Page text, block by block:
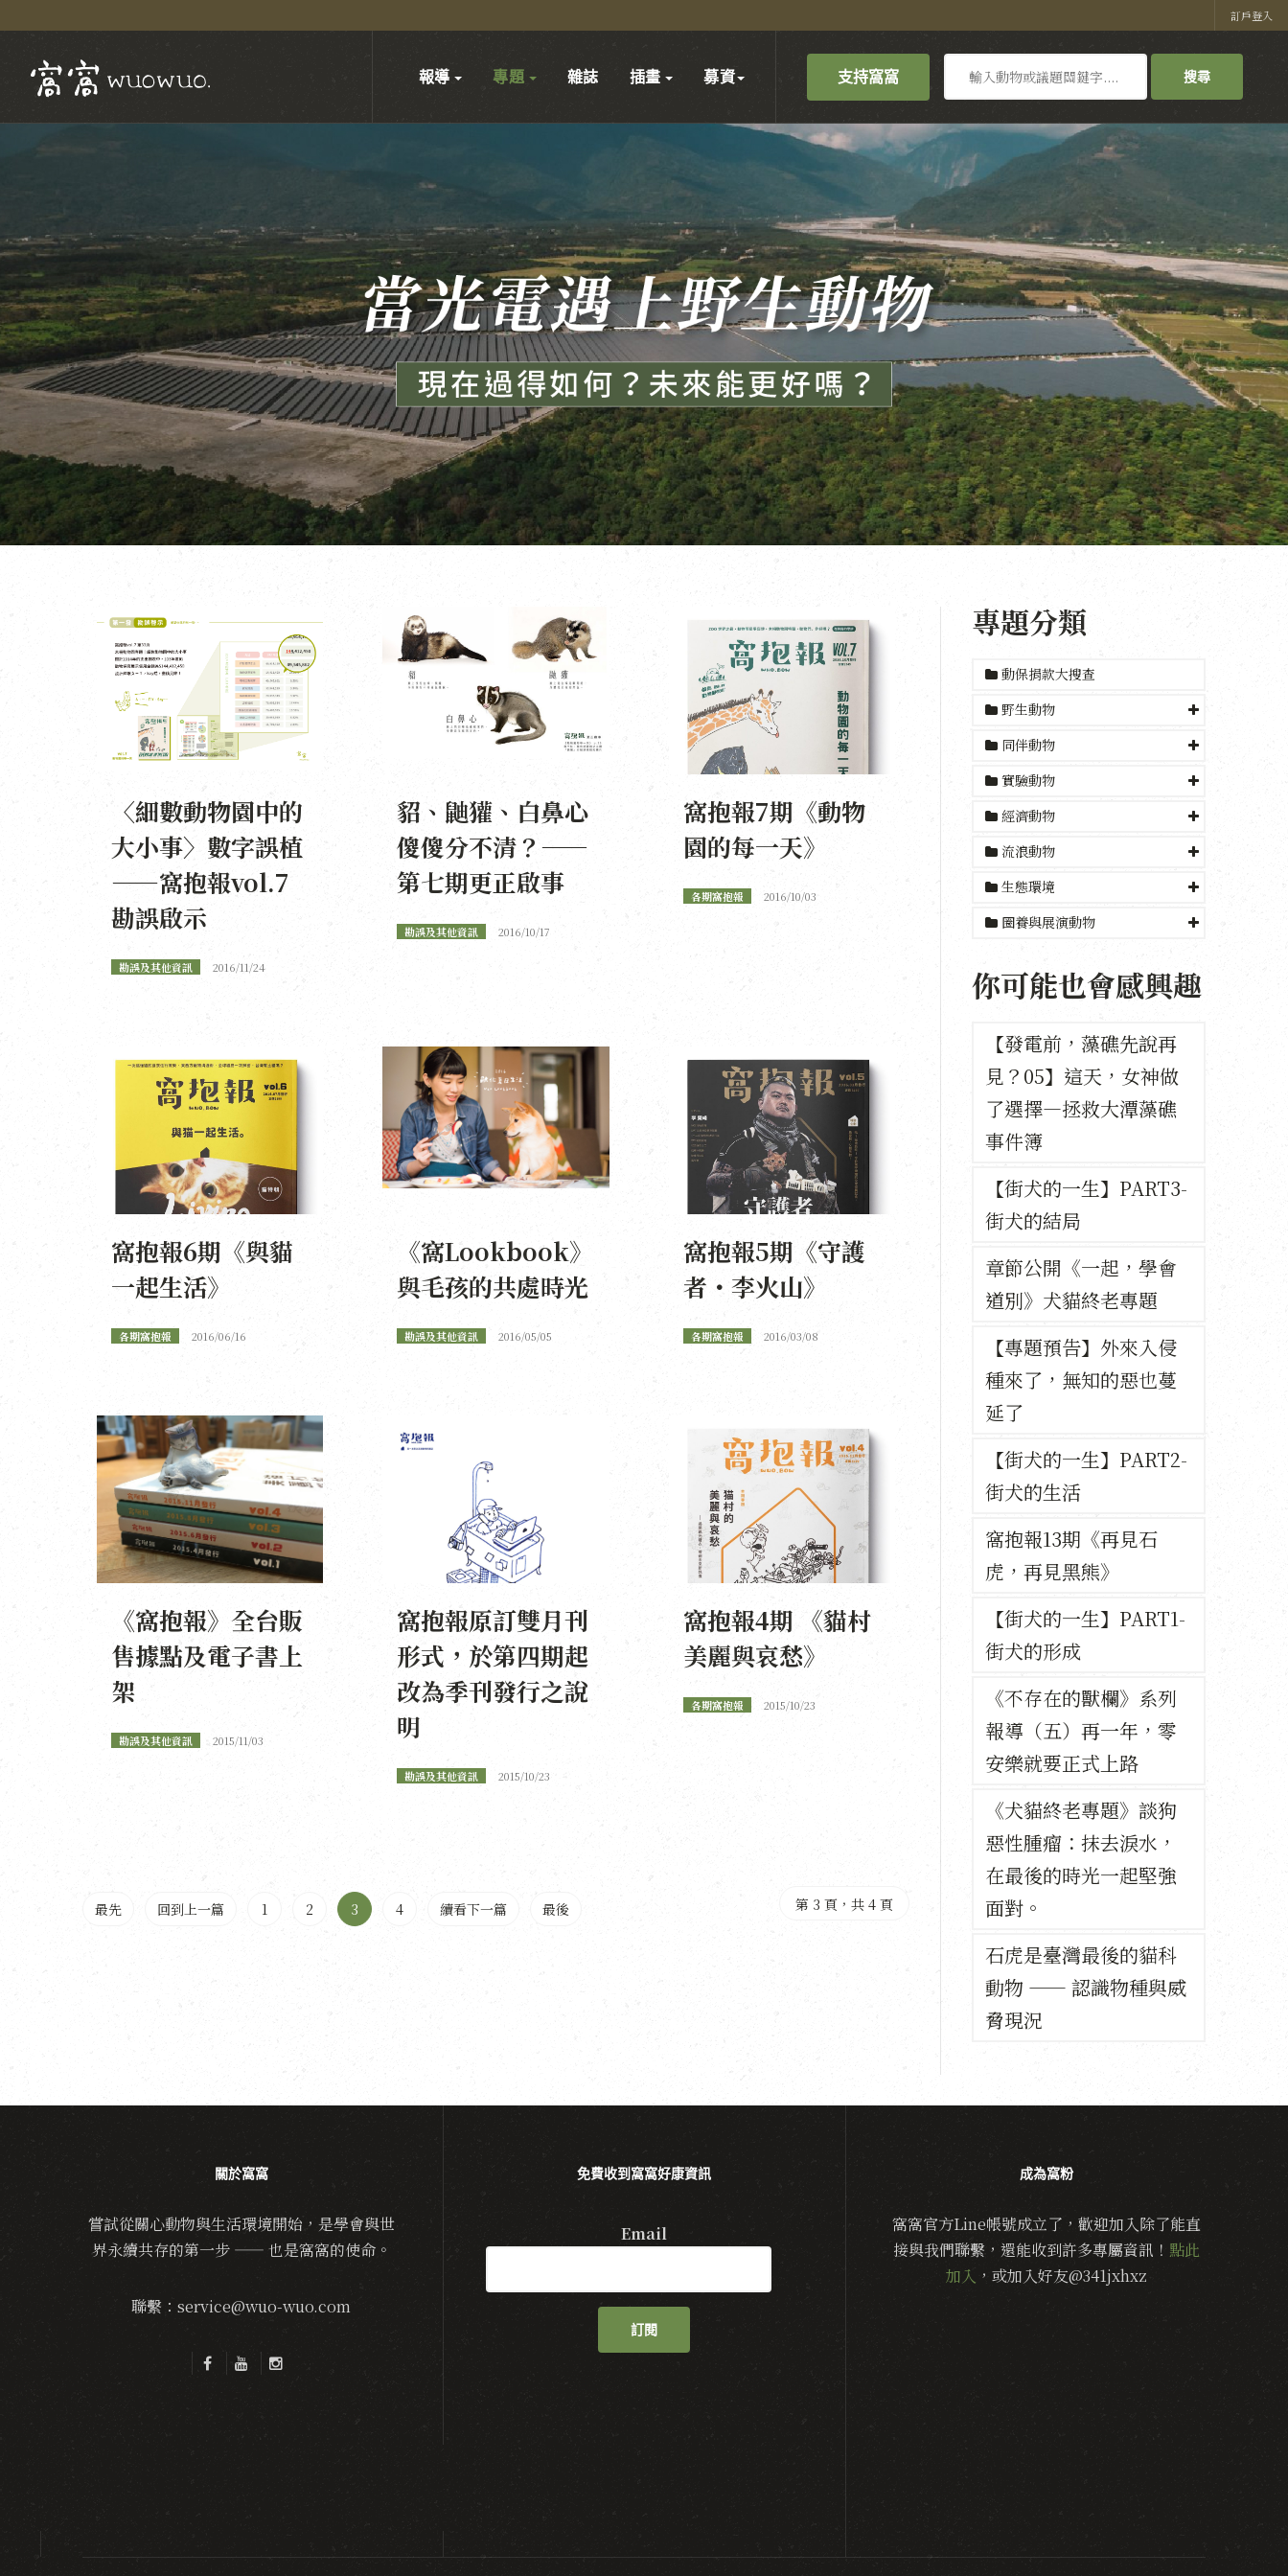
訂戶登入
支持窩窩
尋
搜尋
報導 專題 雜誌 插畫 募資
〈細數動物園中的
大小事〉數字誤植
——窩抱報vol.7
勘誤啟示
勘誤及其他資訊 2016/11/24
貂、鼬獾、白鼻心
傻傻分不清？——
第七期更正啟事
勘誤及其他資訊 2016/10/17
窩抱報7期《動物
園的每一天》
各期窩抱報 2016/10/03
窩抱報6期《與貓
一起生活》
各期窩抱報 2016/06/16
《窩Lookbook》
與毛孩的共處時光
勘誤及其他資訊 2016/05/05
窩抱報5期《守護
者・李火山》
各期窩抱報 2016/03/08
《窩抱報》全台販
售據點及電子書上
架
勘誤及其他資訊 2015/11/03
窩抱報原訂雙月刊
形式，於第四期起
改為季刊發行之說
明
勘誤及其他資訊 2015/10/23
窩抱報4期 《貓村
美麗與哀愁》
各期窩抱報 2015/10/23
第 3 頁，共 4 頁
最先 回到上一篇 1 2 3 4 續看下一篇 最後
專題分類
動保捐款大搜查
野生動物
同伴動物
實驗動物
經濟動物
流浪動物
生態環境
圈養與展演動物
你可能也會感興趣
【發電前，藻礁先說再
見？05】這天，女神做
了選擇—拯救大潭藻礁
事件簿
【街犬的一生】PART3-
街犬的結局
章節公開《一起，學會
道別》犬貓終老專題
【專題預告】外來入侵
種來了，無知的惡也蔓
延了
【街犬的一生】PART2-
街犬的生活
窩抱報13期《再見石
虎，再見黑熊》
【街犬的一生】PART1-
街犬的形成
《不存在的獸欄》系列
報導（五）再一年，零
安樂就要正式上路
《犬貓終老專題》談狗
惡性腫瘤：抹去淚水，
在最後的時光一起堅強
面對。
石虎是臺灣最後的貓科
動物 —— 認識物種與威
脅現況
關於窩窩
嘗試從關心動物與生活環境開始，是學會與世
界永續共存的第一步 —— 也是窩窩的使命。
聯繫：service@wuo-wuo.com
免費收到窩窩好康資訊
Email
訂閱
成為窩粉
窩窩官方Line帳號成立了，歡迎加入除了能直
接與我們聯繫，還能收到許多專屬資訊！ 點此
加入 ，或加入好友@341jxhxz